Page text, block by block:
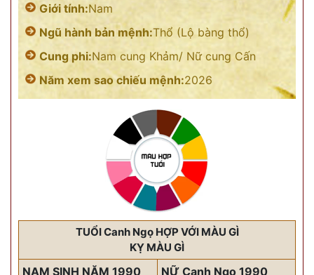
Giới tính:Nam
Ngũ hành bản mệnh:Thổ (Lộ bàng thổ)
Cung phi:Nam cung Khảm/ Nữ cung Cấn
Năm xem sao chiếu mệnh:2026
TUỔI Canh Ngọ HỢP VỚI MÀU GÌ
KỴ MÀU GÌ
NAM SINH NĂM 1990 NỮ Canh Ngọ 1990